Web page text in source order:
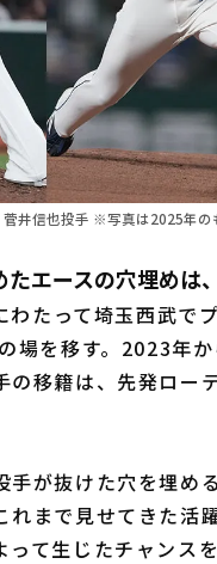
井信也投手 ※写真は2025年の
エースの穴埋めは
たって埼玉西武で
場を移す。2023年
の移籍は、先発ロー
が抜けた穴を埋め
れまで見せてきた活
て生じたチャンス